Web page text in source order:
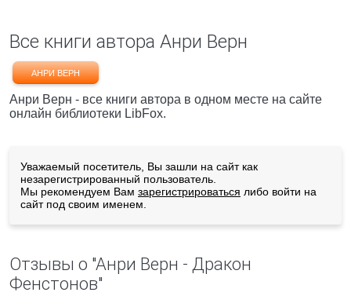
Все книги автора Анри Верн
АНРИ ВЕРН
Анри Верн - все книги автора в одном месте на сайте
онлайн библиотеки LibFox.
Уважаемый посетитель, Вы зашли на сайт как
незарегистрированный пользователь.
Мы рекомендуем Вам зарегистрироваться либо войти на
сайт под своим именем.
Отзывы о "Анри Верн - Дракон
Фенстонов"